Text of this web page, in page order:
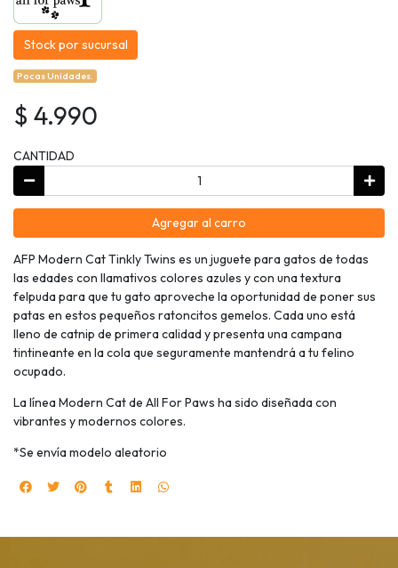
Stock por sucursal
Pocas Unidades.
$ 4.990
CANTIDAD
Agregar al carro
AFP Modern Cat Tinkly Twins es un juguete para gatos de todas
las edades con llamativos colores azules y con una textura
felpuda para que tu gato aproveche la oportunidad de poner sus
patas en estos pequeños ratoncitos gemelos. Cada uno está
lleno de catnip de primera calidad y presenta una campana
tintineante en la cola que seguramente mantendrá a tu felino
ocupado.
La línea Modern Cat de All For Paws ha sido diseñada con
vibrantes y modernos colores.
*Se envía modelo aleatorio